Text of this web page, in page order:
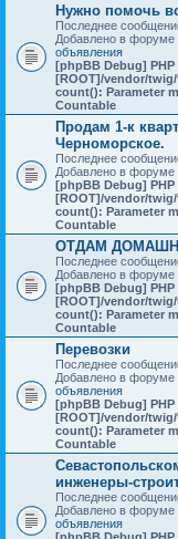
Нужно помочь
Последнее
Добавлено в форуме
объявления
[phpBB Debug] PHP
[ROOT]/vendor/
count(): Parameter
Countable
Продам 1-к
Черноморское.
Последнее
Добавлено в форуме
[phpBB Debug] PHP
[ROOT]/vendor/
count(): Parameter
Countable
ОТДАМ
Последнее
Добавлено в форуме
[phpBB Debug] PHP
[ROOT]/vendor/
count(): Parameter
Countable
Перевозки
Последнее
Добавлено в форуме
объявления
[phpBB Debug] PHP
[ROOT]/vendor/
count(): Parameter
Countable
инженеры-
Последнее
Добавлено в форуме
объявления
[phpBB Debug] PHP